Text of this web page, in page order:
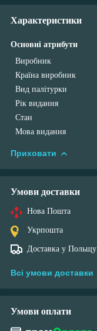
Характеристики
Основні атрибути
Виробник
Країна виробник
Вид палітурки
Рік видання
Стан
Мова видання
Приховати
Умови доставки
Нова Пошта
Укрпошта
Доставка у Польщу
Всі умови доставки
Умови оплати